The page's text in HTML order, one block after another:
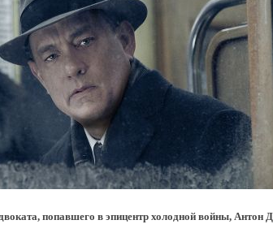
попавшего в эпицентр холодной войны, Антон